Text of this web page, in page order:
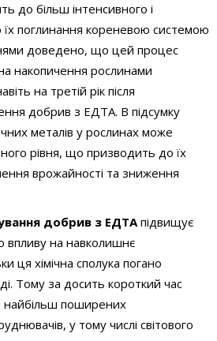
до більш інтенсивного і
поглинання кореневою системою
доведено, що цей процес
накопичення рослинами
на третій рік після
добрив з ЕДТА. В підсумку
металів у рослинах може
рівня, що призводить до їх
врожайності та зниження
добрив з ЕДТАпідвищує
впливу на навколишнє
ця хімічна сполука погано
Тому за досить короткий час
найбільш поширених
у тому числі світового